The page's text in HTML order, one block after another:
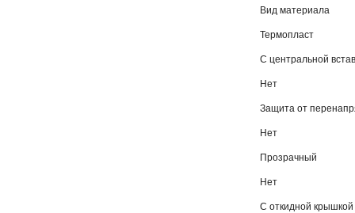
Вид материала
Термопласт
С центральной
Нет
Защита от
Нет
Прозрачный
Нет
С откидной крышкой